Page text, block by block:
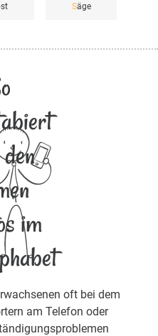
Säge
im
oft bei dem
am Telefon oder